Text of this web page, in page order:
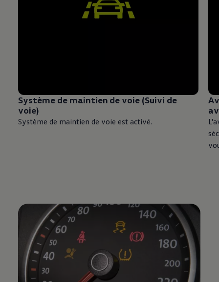
Système de maintien de voie (Suivi de
voie)
Système de maintien de voie est activé.